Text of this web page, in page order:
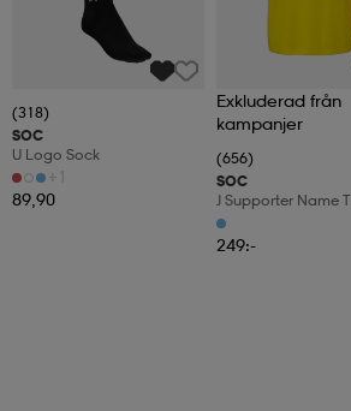
(318)
SOC
U Logo Sock
+1
89,90
Exkluderad från
kampanjer
(656)
SOC
J Supporter Name T
249:-